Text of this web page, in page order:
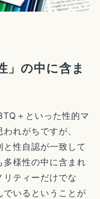
」の中に含ま
＋といった性的マ
れがちですが、
と性自認が一致して
多様性の中に含まれ
リティーだけでな
でいるということが